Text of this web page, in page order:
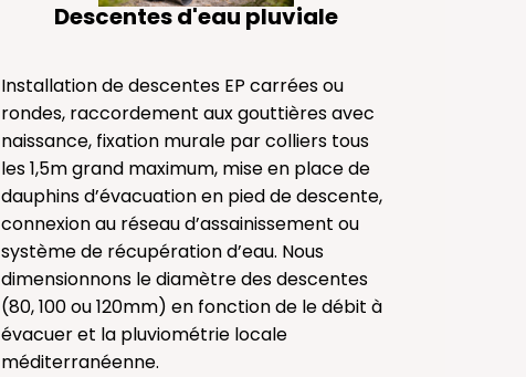
Descentes d'eau pluviale
Installation de descentes EP carrées ou
rondes, raccordement aux gouttières avec
naissance, fixation murale par colliers tous
les 1,5m grand maximum, mise en place de
dauphins d’évacuation en pied de descente,
connexion au réseau d’assainissement ou
système de récupération d’eau. Nous
dimensionnons le diamètre des descentes
(80, 100 ou 120mm) en fonction de le débit à
évacuer et la pluviométrie locale
méditerranéenne.